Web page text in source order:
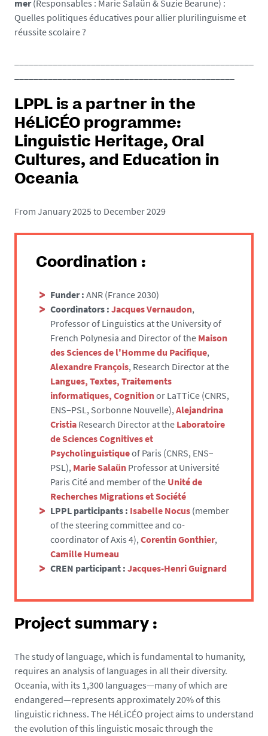
9
8
2
8
1
7
3
mer(Responsables : Marie Salaün & Suzie Bearune) :
Quelles politiques éducatives pour allier plurilinguisme et
réussite scolaire ?
LPPL is a partner in the
HéLiCÉO programme:
Linguistic Heritage, Oral
Cultures, and Education in
Oceania
From January 2025 to December 2029
Coordination :
Funder : ANR (France 2030)
Coordinators : Jacques Vernaudon,
Professor of Linguistics at the University of
French Polynesia and Director of the Maison
des Sciences de l'Homme du Pacifique,
Alexandre François, Research Director at the
Langues, Textes, Traitements
informatiques, Cognitionor LaTTiCe (CNRS,
ENS‒PSL, Sorbonne Nouvelle),Alejandrina
Cristia Research Director at the Laboratoire
de Sciences Cognitives et
Psycholinguistiqueof Paris (CNRS, ENS–
PSL), Marie Salaün Professor at Université
Paris Cité and member of the Unité de
Recherches Migrations et Société
LPPL participants : Isabelle Nocus (member
of the steering committee and co-
coordinator of Axis 4),Corentin Gonthier,
Camille Humeau
CREN participant : Jacques-Henri Guignard
Project summary :
The study of language, which is fundamental to humanity,
requires an analysis of languages in all their diversity.
Oceania, with its 1,300 languages—many of which are
endangered—represents approximately 20% of this
linguistic richness. The HéLiCÉO project aims to understand
the evolution of this linguistic mosaic through the